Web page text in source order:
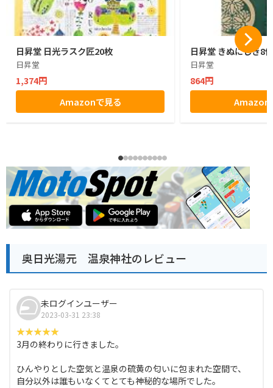
日昇堂 日光ラスク匠20枚
日昇堂
1,374円
Amazonで見る
日昇堂 きぬにしき8個
日昇堂
864円
Amazon
奥日光湯元 温泉神社のレビュー
未ログインユーザー
2023-03-31 23:38
3月の終わりに行きました。
ひんやりとした空気と温泉の硫黄の匂いに包まれた空間で、
自分以外は誰もいなくてとても神秘的な場所でした。